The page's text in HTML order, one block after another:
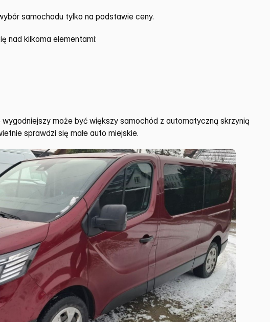
samochodu tylko na podstawie ceny.
nad kilkoma elementami:
wygodniejszy może być większy samochód z automatyczną skrzynią
sprawdzi się małe auto miejskie.